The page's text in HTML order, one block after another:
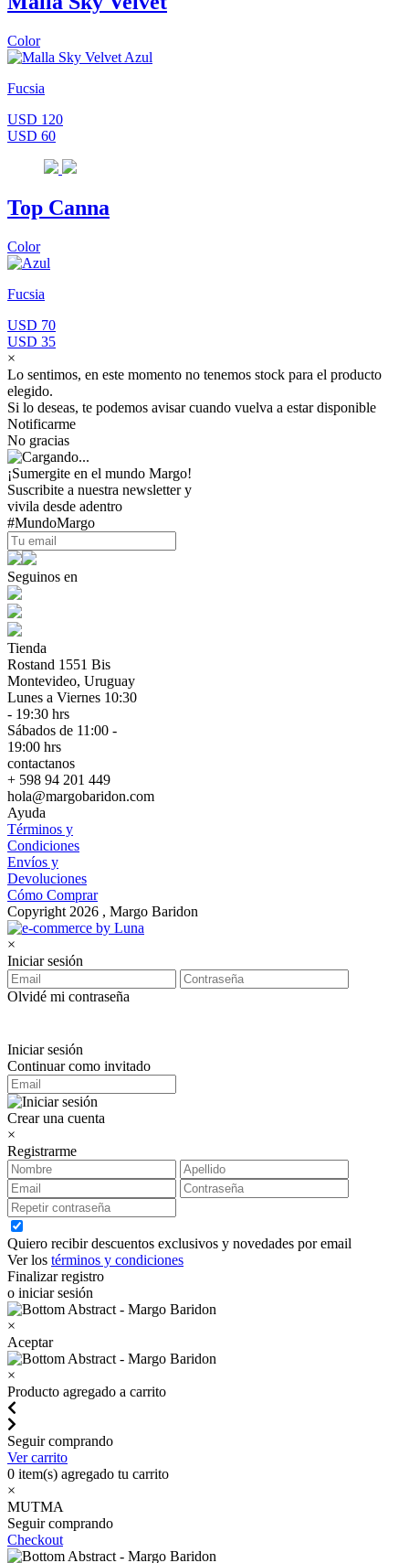
Color
Fucsia
USD 120
USD 60
Top Canna
Color
Fucsia
USD 70
USD 35
×
Lo sentimos, en este momento no tenemos stock para el producto
elegido.
Si lo deseas, te podemos avisar cuando vuelva a estar disponible
Notificarme
No gracias
¡Sumergite en el mundo Margo!
Suscribite a nuestra newsletter y
vivila desde adentro
#MundoMargo
Seguinos en
Tienda
Rostand 1551 Bis
Montevideo, Uruguay
Lunes a Viernes 10:30
- 19:30 hrs
Sábados de 11:00 -
19:00 hrs
contactanos
+ 598 94 201 449
hola@margobaridon.com
Ayuda
Términos y
Condiciones
Envíos y
Devoluciones
Cómo Comprar
Copyright 2026 , Margo Baridon
×
Iniciar sesión
Olvidé mi contraseña
Iniciar sesión
Continuar como invitado
Crear una cuenta
×
Registrarme
Quiero recibir descuentos exclusivos y novedades por email
Ver los términos y condiciones
Finalizar registro
o iniciar sesión
×
Aceptar
×
Producto agregado a carrito
Seguir comprando
Ver carrito
0 item(s) agregado tu carrito
×
MUTMA
Seguir comprando
Checkout